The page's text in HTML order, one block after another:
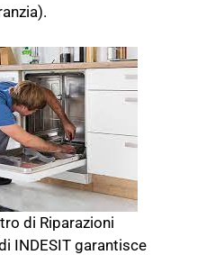
di Riparazioni
INDESIT garantisce